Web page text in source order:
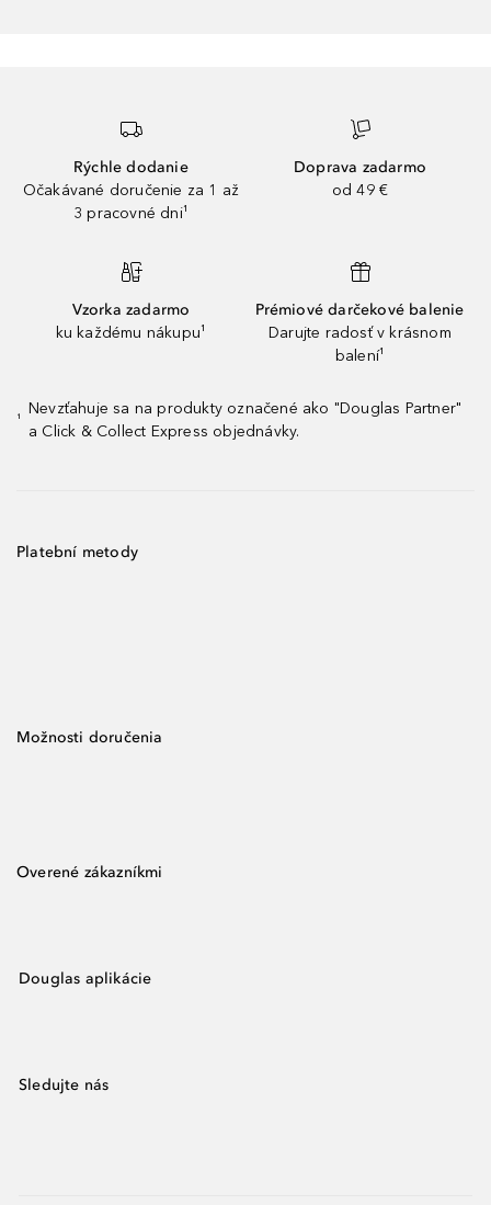
Rýchle dodanie
Očakávané doručenie za 1 až
3 pracovné dni¹
Doprava zadarmo
od 49 €
Vzorka zadarmo
ku každému nákupu¹
Prémiové darčekové balenie
Darujte radosť v krásnom
balení¹
¹
Nevzťahuje sa na produkty označené ako "Douglas Partner"
a Click & Collect Express objednávky.
Platební metody
Možnosti doručenia
Overené zákazníkmi
Douglas aplikácie
Sledujte nás